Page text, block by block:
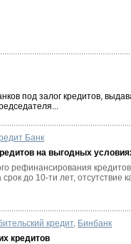
под залог кредитов,
Банк
на выгодных
рефинансирования
до 10-ти лет, отсутствие
кредит, Бинбанк
кредитов